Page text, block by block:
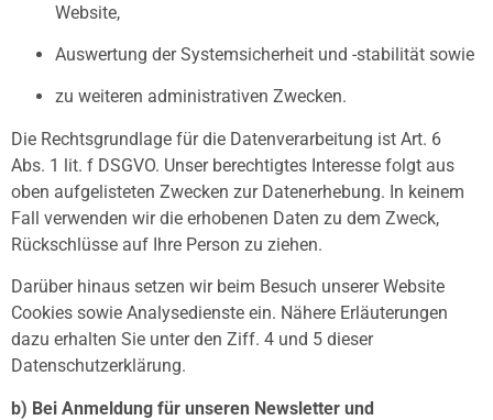
Website,
Auswertung der Systemsicherheit und -stabilität sowie
zu weiteren administrativen Zwecken.
Die Rechtsgrundlage für die Datenverarbeitung ist Art. 6
Abs. 1 lit. f DSGVO. Unser berechtigtes Interesse folgt aus
oben aufgelisteten Zwecken zur Datenerhebung. In keinem
Fall verwenden wir die erhobenen Daten zu dem Zweck,
Rückschlüsse auf Ihre Person zu ziehen.
Darüber hinaus setzen wir beim Besuch unserer Website
Cookies sowie Analysedienste ein. Nähere Erläuterungen
dazu erhalten Sie unter den Ziff. 4 und 5 dieser
Datenschutzerklärung.
b) Bei Anmeldung für unseren Newsletter und